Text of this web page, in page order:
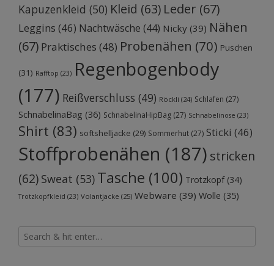
Kapuzenkleid (50) Kleid (63) Leder (67)
Leggins (46) Nachtwäsche (44) Nicky (39) Nähen
(67) Praktisches (48) Probenähen (70) Puschen
(31) Rafftop (23) Regenbogenbody
(177) Reißverschluss (49) Röckli (24) Schlafen (27)
SchnabelinaBag (36) SchnabelinaHipBag (27) Schnabelinose (23)
Shirt (83) softshelljacke (29) Sommerhut (27) Sticki (46)
Stoffprobenähen (187) stricken
(62) Sweat (53) Tasche (100) Trotzkopf(34)
Trotzkopfkleid (23) Volantjacke (25) Webware (39) Wolle (35)